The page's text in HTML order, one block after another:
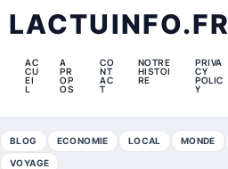
LACTUINFO.FR
AC
CU
EI
L
A
PR
OP
OS
CO
NT
AC
T
NOTRE
HISTOI
RE
PRIVA
CY
POLIC
Y
BLOG ECONOMIE LOCAL MONDE
VOYAGE